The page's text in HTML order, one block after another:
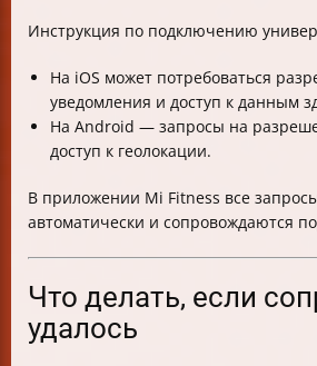
Инструкция по подключению
На iOS может потребоваться
уведомления и доступ к данным
На Android — запросы на
доступ к геолокации.
В приложении Mi Fitness все
автоматически и сопровождаются
Что делать, если
удалось